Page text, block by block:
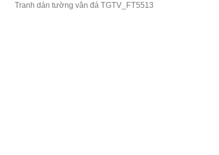
Tranh dán tường vân đá TGTV_FT5513